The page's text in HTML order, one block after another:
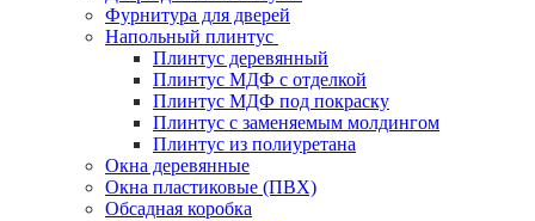
Фурнитура для дверей
Напольный плинтус
Плинтус деревянный
Плинтус МДФ с отделкой
Плинтус МДФ под покраску
Плинтус с заменяемым молдингом
Плинтус из полиуретана
Окна деревянные
Окна пластиковые (ПВХ)
Обсадная коробка